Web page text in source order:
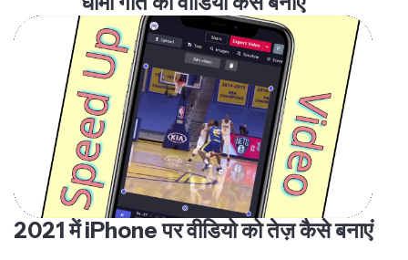
2021 में iPhone पर वीडियो को तेज़ कैसे बनाएं